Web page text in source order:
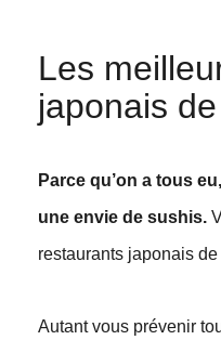
Les
japonais
Parce qu’on a tous
une envie de sushis.
restaurants japonais
Autant vous prévenir